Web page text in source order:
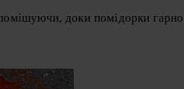
доки помідорки гарно